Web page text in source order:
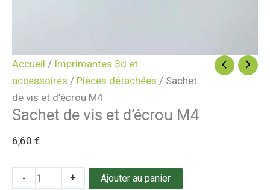
Accueil / Imprimantes 3d et
accessoires / Pièces détachées / Sachet
de vis et d’écrou M4
Sachet de vis et d’écrou M4
6,60 €
- + Ajouter au panier